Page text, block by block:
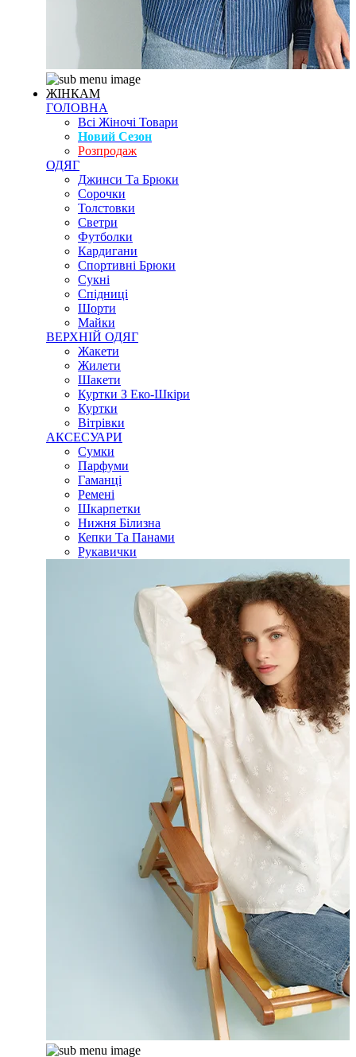
ЖІНКАМ
ГОЛОВНА
Всі Жіночі Товари
Новий Сезон
Розпродаж
ОДЯГ
Джинси Та Брюки
Сорочки
Толстовки
Светри
Футболки
Кардигани
Спортивні Брюки
Сукні
Спідниці
Шорти
Майки
ВЕРХНІЙ ОДЯГ
Жакети
Жилети
Шакети
Куртки З Еко-Шкіри
Куртки
Вітрівки
АКСЕСУАРИ
Сумки
Парфуми
Гаманці
Ремені
Шкарпетки
Нижня Білизна
Кепки Та Панами
Рукавички